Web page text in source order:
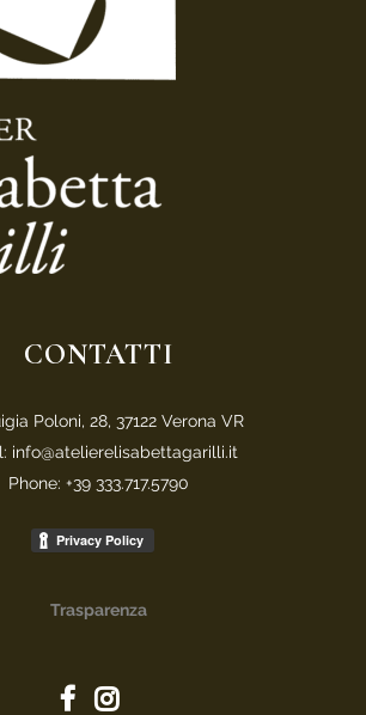
CONTATTI
Poloni, 28, 37122 Verona VR
info@atelierelisabettagarilli.it
Phone: +39 333.717.5790
Trasparenza